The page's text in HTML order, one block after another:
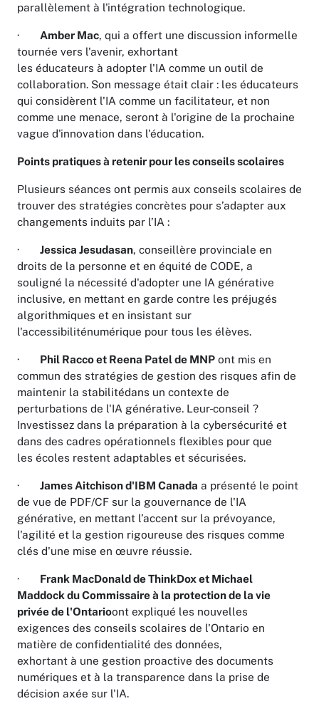
parallèlement à l'intégration technologique.
· Amber Mac, qui a offert une discussion informelle
tournée vers l'avenir, exhortant
les éducateurs à adopter l'IA comme un outil de
collaboration. Son message était clair : les éducateurs
qui considèrent l'IA comme un facilitateur, et non
comme une menace, seront à l'origine de la prochaine
vague d'innovation dans l'éducation.
Points pratiques à retenir pour les conseils scolaires
Plusieurs séances ont permis aux conseils scolaires de
trouver des stratégies concrètes pour s’adapter aux
changements induits par l’IA :
· Jessica Jesudasan, conseillère provinciale en
droits de la personne et en équité de CODE, a
souligné la nécessité d'adopter une IA générative
inclusive, en mettant en garde contre les préjugés
algorithmiques et en insistant sur
l'accessibiliténumérique pour tous les élèves.
· Phil Racco et Reena Patel de MNP ont mis en
commun des stratégies de gestion des risques afin de
maintenir la stabilitédans un contexte de
perturbations de l'IA générative. Leur conseil ?
Investissez dans la préparation à la cybersécurité et
dans des cadres opérationnels flexibles pour que
les écoles restent adaptables et sécurisées.
· James Aitchison d'IBM Canada a présenté le point
de vue de PDF/CF sur la gouvernance de l'IA
générative, en mettant l’accent sur la prévoyance,
l'agilité et la gestion rigoureuse des risques comme
clés d'une mise en œuvre réussie.
· Frank MacDonald de ThinkDox et Michael
Maddock du Commissaireà la protection de la vie
privée de l'Ontarioont expliqué les nouvelles
exigences des conseils scolaires de l'Ontario en
matière de confidentialité des données,
exhortant à une gestion proactive des documents
numériques et à la transparence dans la prise de
décision axée sur l'IA.